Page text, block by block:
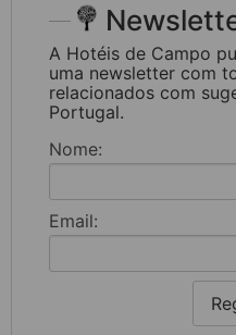
A Hotéis de Campo
uma newsletter com
relacionados com
Portugal.
Nome:
Email: